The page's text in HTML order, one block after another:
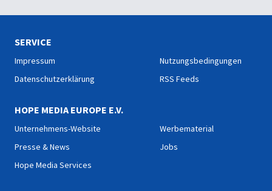
keine Gotteserkenntnis.
SERVICE
Impressum
Datenschutzerklärung
Nutzungsbedingungen
RSS Feeds
HOPE MEDIA EUROPE E.V.
Unternehmens-Website
Presse & News
Hope Media Services
Werbematerial
Jobs